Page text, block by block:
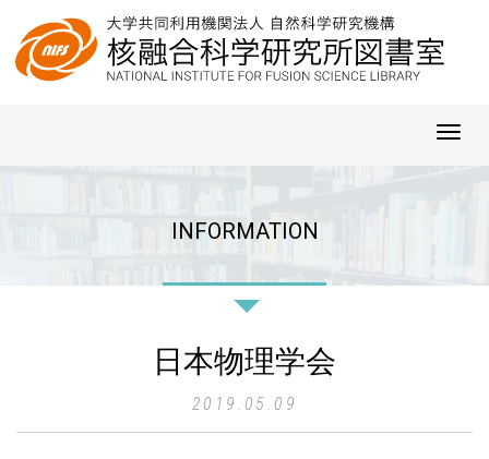
INFORMATION
日本物理学会
2019.05.09